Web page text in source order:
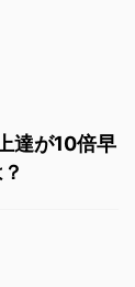
達が10倍早